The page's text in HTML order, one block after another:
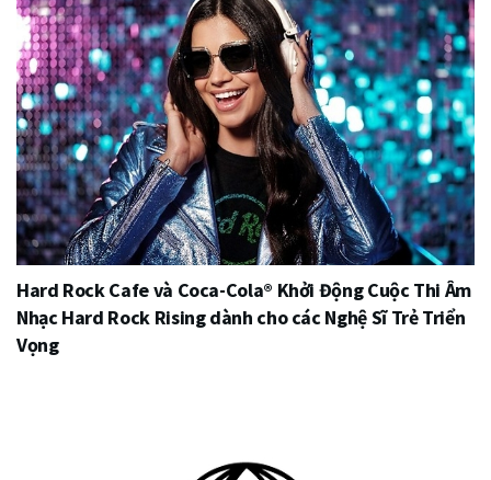
Hard Rock Cafe và Coca-Cola® Khởi Động Cuộc Thi Âm
Nhạc Hard Rock Rising dành cho các Nghệ Sĩ Trẻ Triển
Vọng